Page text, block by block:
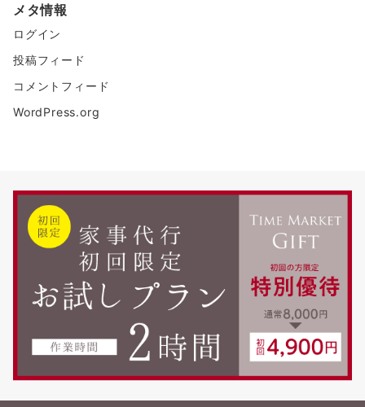
メタ情報
ログイン
投稿フィード
コメントフィード
WordPress.org